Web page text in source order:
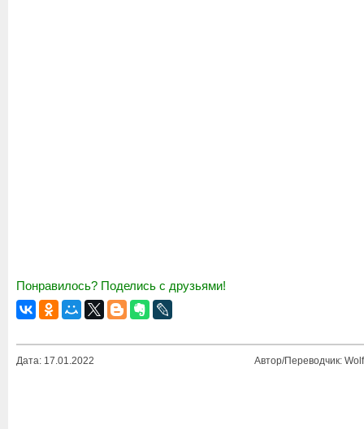
Понравилось? Поделись с друзьями!
Дата: 17.01.2022 Автор/Переводчик: Wolf